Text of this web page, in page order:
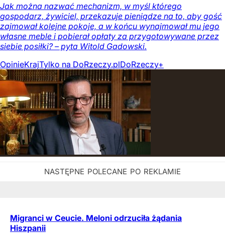
Jak można nazwać mechanizm, w myśl którego
gospodarz, żywiciel, przekazuje pieniądze na to, aby gość
zajmował kolejne pokoje, a w końcu wynajmował mu jego
własne meble i pobierał opłaty za przygotowywane przez
siebie posiłki? – pyta Witold Gadowski.
OpinieKrajTylko na DoRzeczy.plDoRzeczy+
Migranci w Ceucie. Meloni odrzuciła żądania
Hiszpanii